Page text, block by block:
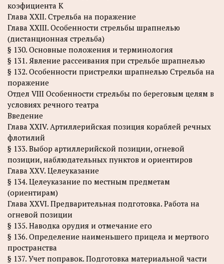
коэфициента К
Глава XXII. Стрельба на поражение
Глава XXIII. Особенности стрельбы шрапнелью
(дистанционная стрельба)
§ 130. Основные положения и терминология
§ 131. Явление рассеивания при стрельбе шрапнелью
§ 132. Особенности пристрелки шрапнелью Стрельба на
поражение
Отдел VIII Особенности стрельбы по береговым целям в
условиях речного театра
Введение
Глава XXIV. Артиллерийская позиция кораблей речных
флотилий
§ 133. Выбор артиллерийской позиции, огневой
позиции, наблюдательных пунктов и ориентиров
Глава XXV. Целеуказание
§ 134. Целеуказание по местным предметам
(ориентирам)
Глава XXVI. Предварительная подготовка. Работа на
огневой позиции
§ 135. Наводка орудия и отмечание его
§ 136. Определение наименьшего прицела и мертвого
пространства
§ 137. Учет поправок. Подготовка материальной части